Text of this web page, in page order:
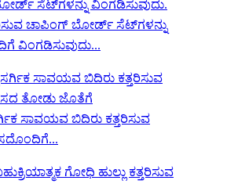
ಚಾಪಿಂಗ್ ಬೋರ್ಡ್ ಸೆಟ್‌ಗಳನ್ನು
ವಿಂಗಡಿಸುವುದು...
ಸಾವಯವ ಬಿದಿರು ಕತ್ತರಿಸುವ